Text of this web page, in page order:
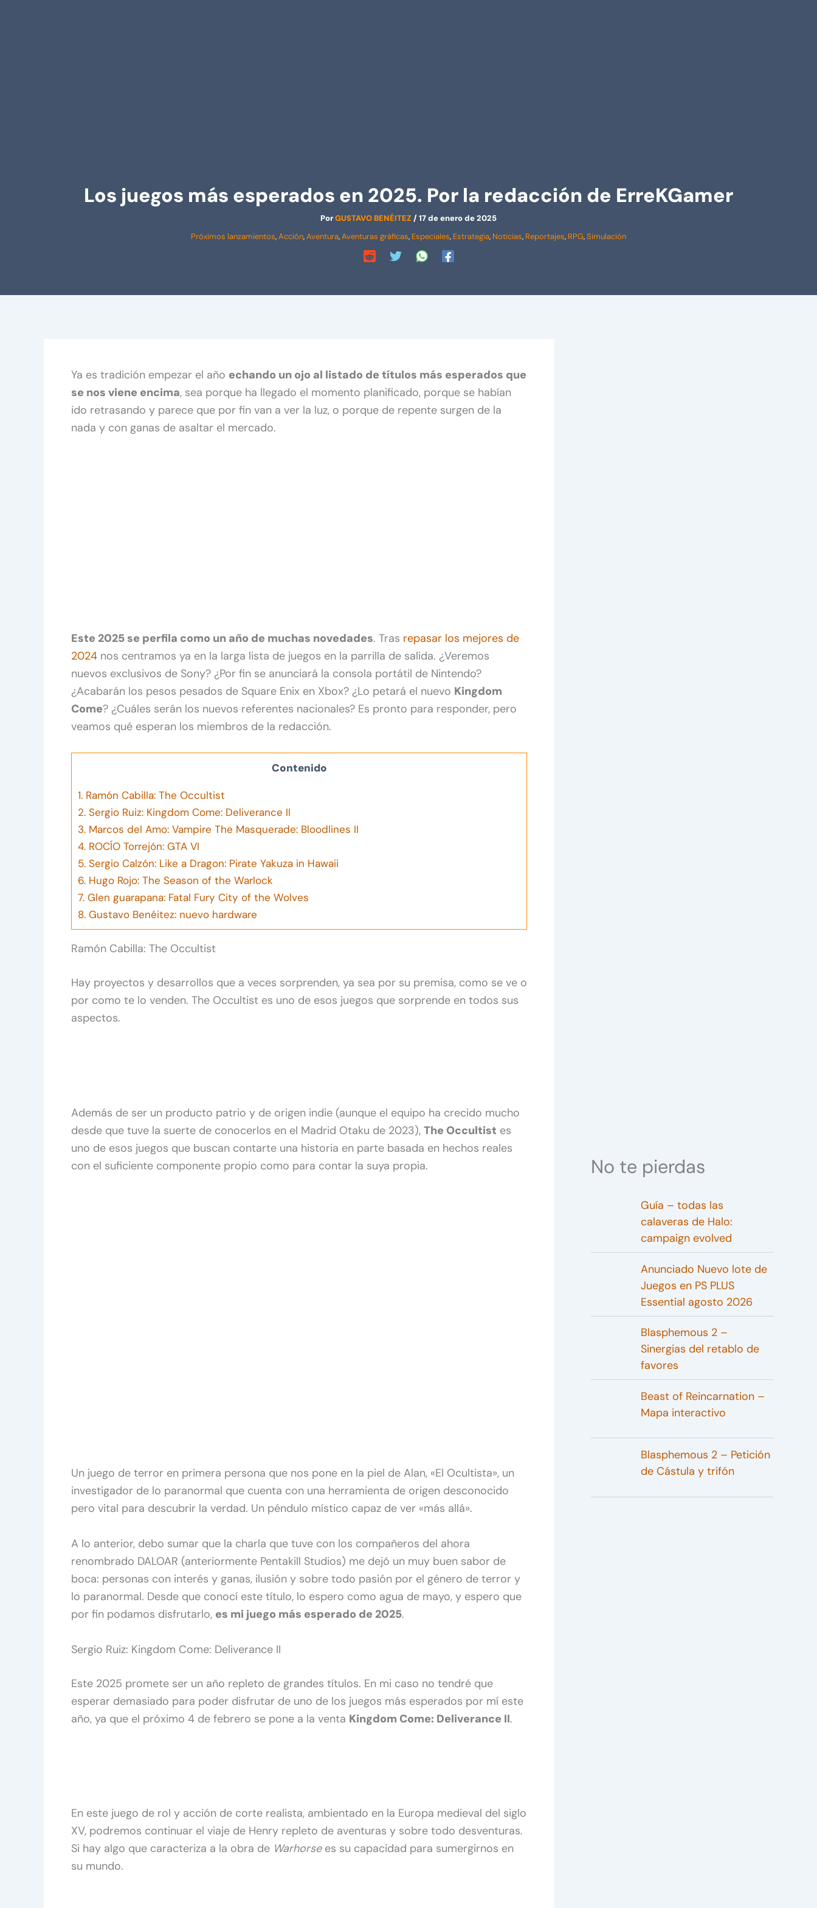
Los juegos más esperados en 2025. Por la redacción de ErreKGamer
PorGUSTAVO BENÉITEZ /17 de enero de 2025
Próximos lanzamientos,Acción,Aventura,Aventuras gráficas, Especiales, Estrategia, Noticias, Reportajes, RPG,Simulación
Ya es tradición empezar el año echando un ojo al listado de títulos más esperados que
se nos viene encima, sea porque ha llegado el momento planificado, porque se habían
ido retrasando y parece que por fin van a ver la luz, o porque de repente surgen de la
nada y con ganas de asaltar el mercado.
Este 2025 se perfila como un año de muchas novedades. Tras repasar los mejores de
2024 nos centramos ya en la larga lista de juegos en la parrilla de salida. ¿Veremos
nuevos exclusivos de Sony? ¿Por fin se anunciará la consola portátil de Nintendo?
¿Acabarán los pesos pesados de Square Enix en Xbox? ¿Lo petará el nuevo Kingdom
Come? ¿Cuáles serán los nuevos referentes nacionales? Es pronto para responder, pero
veamos qué esperan los miembros de la redacción.
Contenido
1. Ramón Cabilla: The Occultist
2. Sergio Ruiz: Kingdom Come: Deliverance II
3. Marcos del Amo: Vampire The Masquerade: Bloodlines II
4. ROCÍO Torrejón: GTA VI
5. Sergio Calzón: Like a Dragon: Pirate Yakuza in Hawaii
6. Hugo Rojo: The Season of the Warlock
7. Glen guarapana: Fatal Fury City of the Wolves
8. Gustavo Benéitez: nuevo hardware
Ramón Cabilla: The Occultist
Hay proyectos y desarrollos que a veces sorprenden, ya sea por su premisa, como se ve o
por como te lo venden. The Occultist es uno de esos juegos que sorprende en todos sus
aspectos.
Además de ser un producto patrio y de origen indie (aunque el equipo ha crecido mucho
desde que tuve la suerte de conocerlos en el Madrid Otaku de 2023), The Occultist es
uno de esos juegos que buscan contarte una historia en parte basada en hechos reales
con el suficiente componente propio como para contar la suya propia.
Un juego de terror en primera persona que nos pone en la piel de Alan, «El Ocultista», un
investigador de lo paranormal que cuenta con una herramienta de origen desconocido
pero vital para descubrir la verdad. Un péndulo místico capaz de ver «más allá».
A lo anterior, debo sumar que la charla que tuve con los compañeros del ahora
renombrado DALOAR (anteriormente Pentakill Studios) me dejó un muy buen sabor de
boca: personas con interés y ganas, ilusión y sobre todo pasión por el género de terror y
lo paranormal. Desde que conocí este título, lo espero como agua de mayo, y espero que
por fin podamos disfrutarlo, es mi juego más esperado de 2025.
Sergio Ruiz: Kingdom Come: Deliverance II
Este 2025 promete ser un año repleto de grandes títulos. En mi caso no tendré que
esperar demasiado para poder disfrutar de uno de los juegos más esperados por mí este
año, ya que el próximo 4 de febrero se pone a la venta Kingdom Come: Deliverance II.
En este juego de rol y acción de corte realista, ambientado en la Europa medieval del siglo
XV, podremos continuar el viaje de Henry repleto de aventuras y sobre todo desventuras.
Si hay algo que caracteriza a la obra de Warhorse es su capacidad para sumergirnos en
su mundo.
No te pierdas
Guía – todas las
calaveras de Halo:
campaign evolved
Anunciado Nuevo lote de
Juegos en PS PLUS
Essential agosto 2026
Blasphemous 2 –
Sinergias del retablo de
favores
Beast of Reincarnation –
Mapa interactivo
Blasphemous 2 – Petición
de Cástula y trifón